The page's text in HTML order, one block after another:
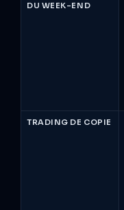
DU WEEK-END
TRADING DE COPIE